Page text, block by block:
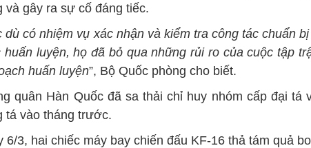
và gây ra sự cố đáng tiếc.
dù có nhiệm vụ xác nhận và kiểm tra công tác chuẩn
huấn luyện, họ đã bỏ qua những rủi ro của cuộc tập
huấn luyện”, Bộ Quốc phòng cho biết.
quân Hàn Quốc đã sa thải chỉ huy nhóm cấp đại tá
tá vào tháng trước.
6/3, hai chiếc máy bay chiến đấu KF-16 thả tám quả